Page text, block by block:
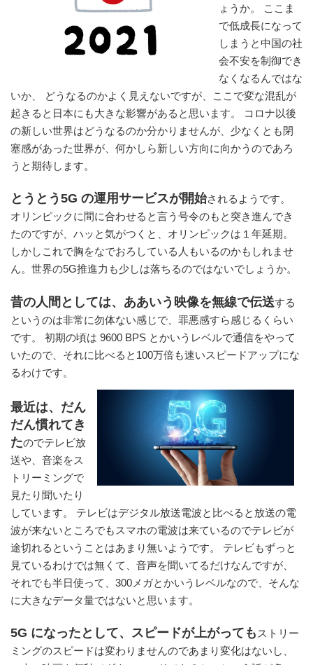
ょうか。 ここま
で低成長になって
しまうと中国の社
会不安を制御でき
なくなるんではな
いか、 どうなるのかよく見えないですが、ここで変な混乱が
起きると日本にも大きな影響があると思います。 コロナ以後
の新しい世界はどうなるのか分かりませんが、少なくとも閉
塞感があった世界が、何かしら新しい方向に向かうのであろ
うと期待します。
とうとう5G の運用サービスが開始されるようです。
オリンピックに間に合わせると言う号令のもと突き進んでき
たのですが、ハッと気がつくと、オリンピックは１年延期。
しかしこれで胸をなでおろしている人もいるのかもしれませ
ん。世界の5G推進力も少しは落ちるのではないでしょうか。
昔の人間としては、ああいう映像を無線で伝送する
というのは非常に勿体ない感じで、罪悪感すら感じるくらい
です。 初期の頃は 9600 BPS とかいうレベルで通信をやって
いたので、それに比べると100万倍も速いスピードアップにな
るわけです。
最近は、だん
だん慣れてき
たのでテレビ放
送や、音楽をス
トリーミングで
見たり聞いたり
しています。 テレビはデジタル放送電波と比べると放送の電
波が来ないところでもスマホの電波は来ているのでテレビが
途切れるということはあまり無いようです。 テレビもずっと
見ているわけでは無くて、音声を聞いてるだけなんですが、
それでも半日使って、300メガとかいうレベルなので、そんな
に大きなデータ量ではないと思います。
5G になったとして、スピードが上がっても ストリー
ミングのスピードは変わりませんのであまり変化はないし、